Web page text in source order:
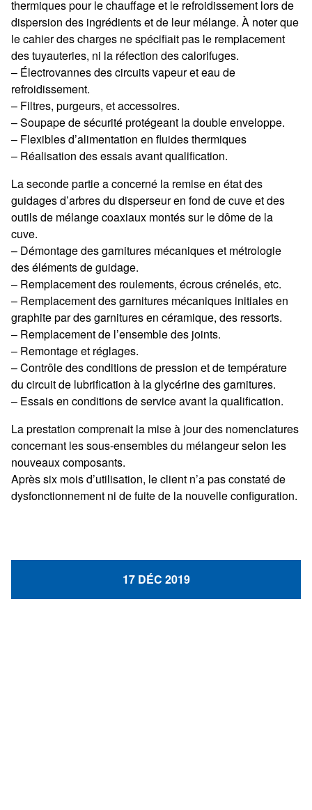
thermiques pour le chauffage et le refroidissement lors de
dispersion des ingrédients et de leur mélange. À noter que
le cahier des charges ne spécifiait pas le remplacement
des tuyauteries, ni la réfection des calorifuges.
– Électrovannes des circuits vapeur et eau de
refroidissement.
– Filtres, purgeurs, et accessoires.
– Soupape de sécurité protégeant la double enveloppe.
– Flexibles d’alimentation en fluides thermiques
– Réalisation des essais avant qualification.
La seconde partie a concerné la remise en état des
guidages d’arbres du disperseur en fond de cuve et des
outils de mélange coaxiaux montés sur le dôme de la
cuve.
– Démontage des garnitures mécaniques et métrologie
des éléments de guidage.
– Remplacement des roulements, écrous crénelés, etc.
– Remplacement des garnitures mécaniques initiales en
graphite par des garnitures en céramique, des ressorts.
– Remplacement de l’ensemble des joints.
– Remontage et réglages.
– Contrôle des conditions de pression et de température
du circuit de lubrification à la glycérine des garnitures.
– Essais en conditions de service avant la qualification.
La prestation comprenait la mise à jour des nomenclatures
concernant les sous-ensembles du mélangeur selon les
nouveaux composants.
Après six mois d’utilisation, le client n’a pas constaté de
dysfonctionnement ni de fuite de la nouvelle configuration.
17 DÉC 2019